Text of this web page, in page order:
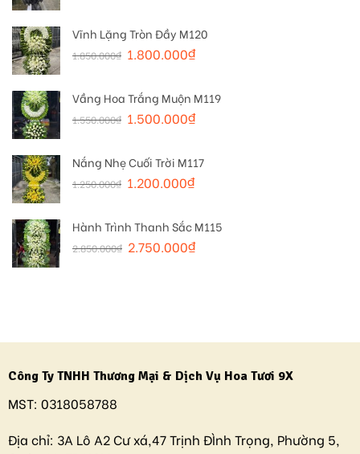
Vĩnh Lặng Tròn Đầy M120
1.850.000₫ 1.800.000₫
Vầng Hoa Trắng Muộn M119
1.550.000₫ 1.500.000₫
Nắng Nhẹ Cuối Trời M117
1.250.000₫ 1.200.000₫
Hành Trình Thanh Sắc M115
2.850.000₫ 2.750.000₫
Công Ty TNHH Thương Mại & Dịch Vụ Hoa Tươi 9X
MST: 0318058788
Địa chỉ: 3A Lô A2 Cư xá,47 Trịnh ĐÌnh Trọng, Phường 5,